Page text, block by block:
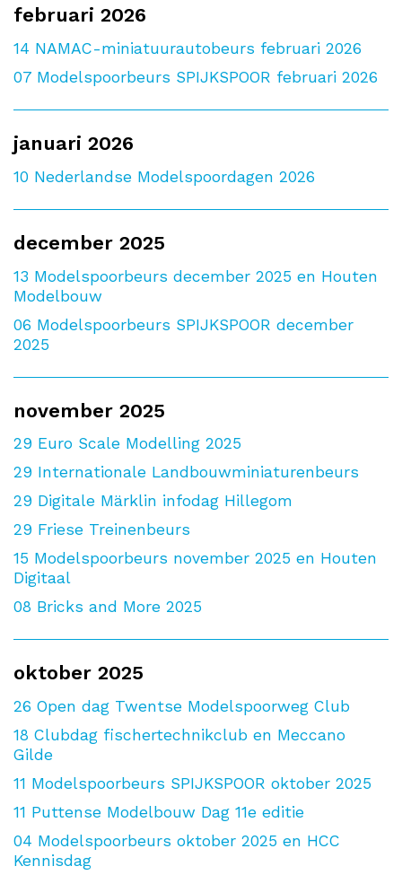
februari 2026
14 NAMAC-miniatuurautobeurs februari 2026
07 Modelspoorbeurs SPIJKSPOOR februari 2026
januari 2026
10 Nederlandse Modelspoordagen 2026
december 2025
13 Modelspoorbeurs december 2025 en Houten
Modelbouw
06 Modelspoorbeurs SPIJKSPOOR december
2025
november 2025
29 Euro Scale Modelling 2025
29 Internationale Landbouwminiaturenbeurs
29 Digitale Märklin infodag Hillegom
29 Friese Treinenbeurs
15 Modelspoorbeurs november 2025 en Houten
Digitaal
08 Bricks and More 2025
oktober 2025
26 Open dag Twentse Modelspoorweg Club
18 Clubdag fischertechnikclub en Meccano
Gilde
11 Modelspoorbeurs SPIJKSPOOR oktober 2025
11 Puttense Modelbouw Dag 11e editie
04 Modelspoorbeurs oktober 2025 en HCC
Kennisdag